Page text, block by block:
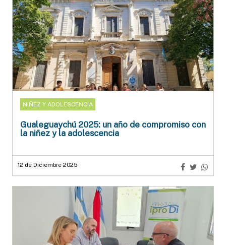
NIÑEZ Y ADOLESCENCIA
Gualeguaychú 2025: un año de compromiso con
la niñez y la adolescencia
12 de Diciembre 2025